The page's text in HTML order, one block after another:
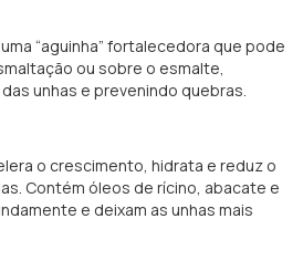
“aguinha” fortalecedora que pode
ou sobre o esmalte,
unhas e prevenindo quebras.
o crescimento, hidrata e reduz o
Contém óleos de rícino, abacate e
e deixam as unhas mais